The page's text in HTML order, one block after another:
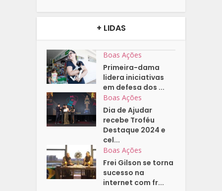
+ LIDAS
Boas Ações
Primeira-dama
lidera iniciativas
em defesa dos ...
Boas Ações
Dia de Ajudar
recebe Troféu
Destaque 2024 e
cel...
Boas Ações
Frei Gilson se torna
sucesso na
internet com fr...